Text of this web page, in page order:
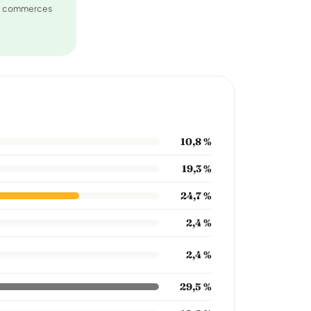
commerces
10,8 %
19,3 %
24,7 %
2,4 %
2,4 %
29,5 %